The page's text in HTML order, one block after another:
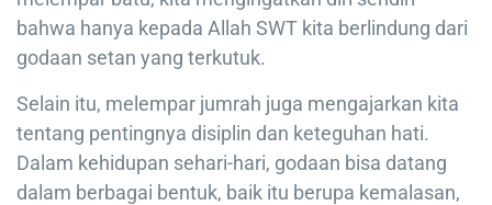
bahwa hanya kepada Allah SWT kita berlindung dari
godaan setan yang terkutuk.
Selain itu, melempar jumrah juga mengajarkan kita
tentang pentingnya disiplin dan keteguhan hati.
Dalam kehidupan sehari-hari, godaan bisa datang
dalam berbagai bentuk, baik itu berupa kemalasan,